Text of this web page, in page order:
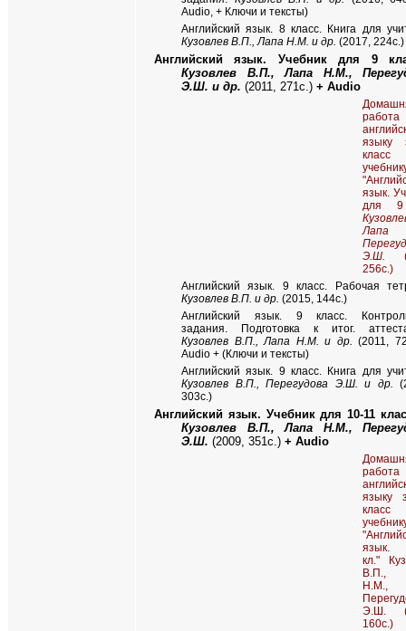
Audio, + Ключи и тексты)
Английский язык. 8 класс. Книга для
Кузовлев В.П., Лапа Н.М. и др. (2017, 224с.)
Английский язык. Учебник для 9
Кузовлев В.П., Лапа Н.М.,
Э.Ш. и др. (2011, 271с.) + Audio
языку
язык.
для 9
Лапа
Э.Ш.
256с.)
Английский язык. 9 класс. Рабочая
Кузовлев В.П. и др. (2015, 144с.)
Английский язык. 9 класс.
задания. Подготовка к итог.
Кузовлев В.П., Лапа Н.М. и др. (2011,
Audiо + (Ключи и тексты)
Английский язык. 9 класс. Книга для
Кузовлев В.П., Перегудова Э.Ш. и др.
303с.)
Английский язык. Учебник для 10-11
Кузовлев В.П., Лапа Н.М.,
Э.Ш. (2009, 351с.) + Audio
языку
язык.
кл."
В.П.,
Н.М.,
Э.Ш.
160с.)